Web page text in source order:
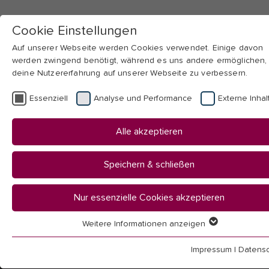
Skip to main navigation Skip to page footer
You
here:
Startseite
Aktuelles
Cookie Einstellungen
Auf unserer Webseite werden Cookies verwendet. Einige davon
werden zwingend benötigt, während es uns andere ermöglichen,
deine Nutzererfahrung auf unserer Webseite zu verbessern.
Essenziell Analyse und Performance Externe
Alle akzeptieren
Speichern & schließen
Nur essenzielle Cookies akzeptieren
Essenzielle Cookies werden für grundlegende Funktionen der
Weitere Informationen anzeigen
Impressum